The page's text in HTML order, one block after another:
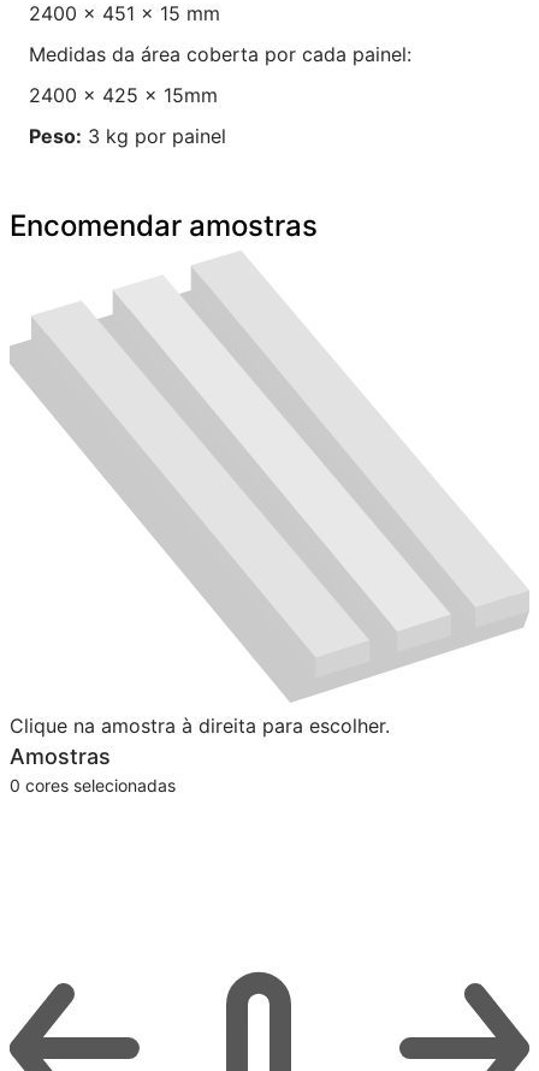
2400 x 451 x 15 mm
Medidas da área coberta por cada painel:
2400 x 425 x 15mm
Peso: 3 kg por painel
Encomendar amostras
Clique na amostra à direita para escolher.
Amostras
0 cores selecionadas